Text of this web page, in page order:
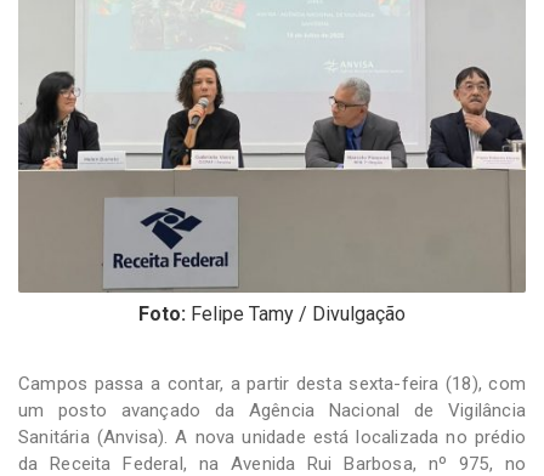
Sistemas
Foto: Felipe Tamy / Divulgação
Campos passa a contar, a partir desta sexta-feira (18), com
um posto avançado da Agência Nacional de Vigilância
Sanitária (Anvisa). A nova unidade está localizada no prédio
da Receita Federal, na Avenida Rui Barbosa, nº 975, no